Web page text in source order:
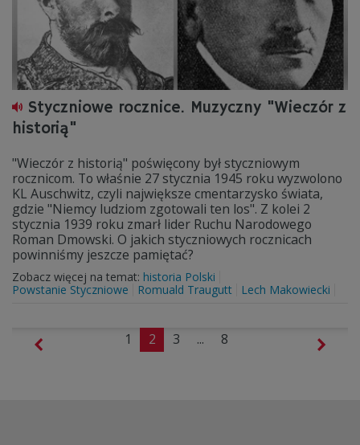
Styczniowe rocznice. Muzyczny "Wieczór z
historią"
"Wieczór z historią" poświęcony był styczniowym
rocznicom. To właśnie 27 stycznia 1945 roku wyzwolono
KL Auschwitz, czyli największe cmentarzysko świata,
gdzie "Niemcy ludziom zgotowali ten los". Z kolei 2
stycznia 1939 roku zmarł lider Ruchu Narodowego
Roman Dmowski. O jakich styczniowych rocznicach
powinniśmy jeszcze pamiętać?
Zobacz więcej na temat: historia Polski
Powstanie Styczniowe
Romuald Traugutt Lech Makowiecki
1 2 3 ... 8